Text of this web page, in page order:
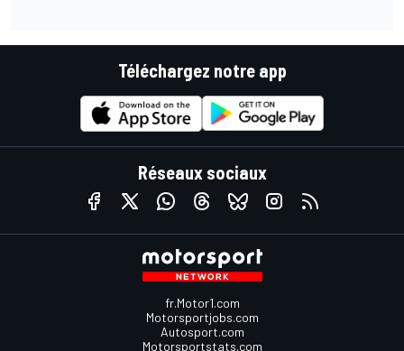
Téléchargez notre app
Réseaux sociaux
fr.Motor1.com
Motorsportjobs.com
Autosport.com
Motorsportstats.com